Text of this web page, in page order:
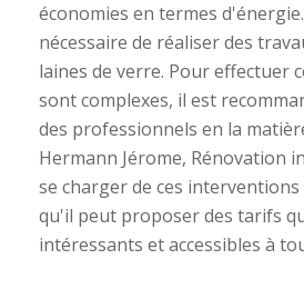
économies en termes
nécessaire de réaliser des
laines de verre. Pour effectuer
sont complexes, il est
des professionnels en la
Hermann Jérome, Rénovation
se charger de ces
qu'il peut proposer des tarifs
intéressants et accessibles à